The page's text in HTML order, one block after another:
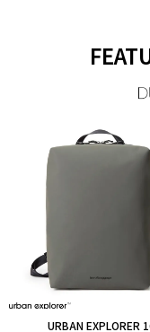
URBAN EXPLORER